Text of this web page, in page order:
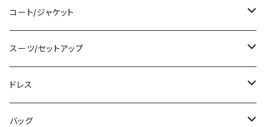
ベアトップ/チューブトップ
カーディガン/ボレロ
ニット/セーター
パーカー
ロング/マキシ
袖付き
ノースリーブ
その他
クロップド丈
ロング丈
デニム
レギンス
ミニ/ショート
ミディアム/ミモレ
ロング
その他
コート/ジャケット
コート
ジャケット
その他
スーツ/セットアップ
パンツスーツ
スカートスーツ
ドレス
ミニ/ショート
バッグ